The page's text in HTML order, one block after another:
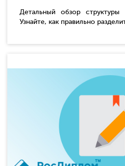
Детальный обзор
Узнайте, как правильно